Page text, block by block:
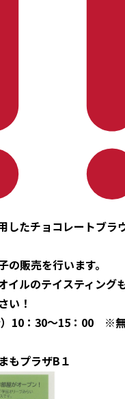
したチョコレートブラ
販売を行います。
イルのテイスティング
い！
10：30～15：00 ※
もプラザB１